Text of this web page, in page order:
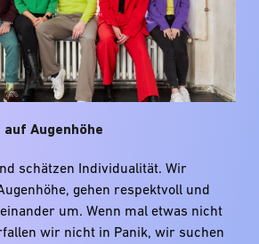
Augenhöhe
schätzen Individualität. Wir
gehen respektvoll und
um. Wenn mal etwas nicht
wir nicht in Panik, wir suchen